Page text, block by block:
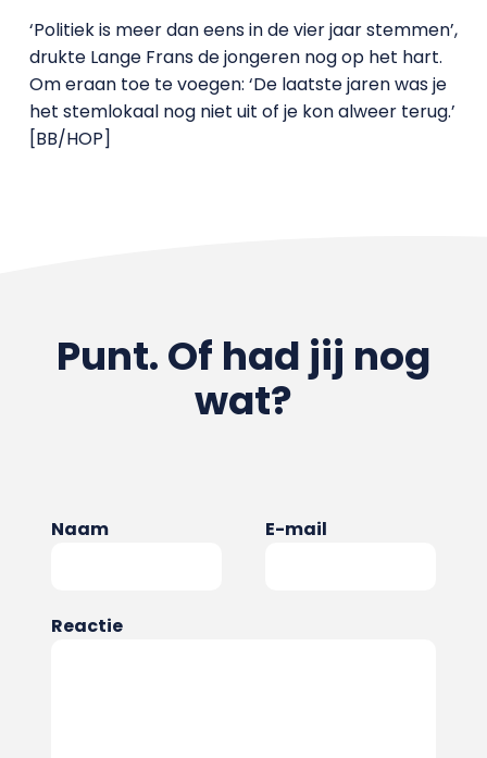
‘Politiek is meer dan eens in de vier jaar stemmen’,
drukte Lange Frans de jongeren nog op het hart.
Om eraan toe te voegen: ‘De laatste jaren was je
het stemlokaal nog niet uit of je kon alweer terug.’
[BB/HOP]
Punt. Of had jij nog
wat?
Naam E-mail
Reactie